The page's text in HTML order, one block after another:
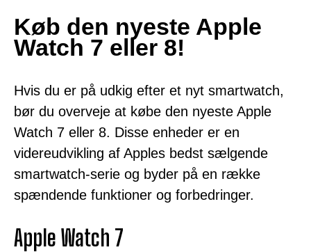
Køb den nyeste Apple
Watch 7 eller 8!
Hvis du er på udkig efter et nyt smartwatch,
bør du overveje at købe den nyeste Apple
Watch 7 eller 8. Disse enheder er en
videreudvikling af Apples bedst sælgende
smartwatch-serie og byder på en række
spændende funktioner og forbedringer.
Apple Watch 7